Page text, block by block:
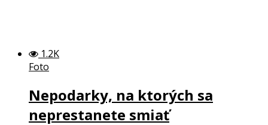
1.2K
Foto
Nepodarky, na ktorých sa
neprestanete smiať